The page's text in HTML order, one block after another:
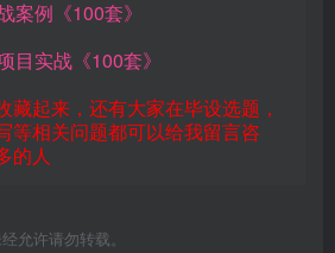
案例《100套》
目实战《100套》
藏起来，还有大家在毕设选题，
等相关问题都可以给我留言咨
的人
允许请勿转载。